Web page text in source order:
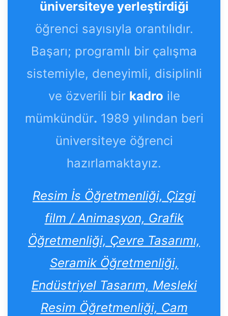
üniversiteye yerleştirdiği
öğrenci sayısıyla orantılıdır.
Başarı; programlı bir çalışma
sistemiyle, deneyimli, disiplinli
ve özverili bir kadro ile
mümkündür. 1989 yılından beri
üniversiteye öğrenci
hazırlamaktayız.
Resim İs Öğretmenliği, Çizgi
film / Animasyon, Grafik
Öğretmenliği, Çevre Tasarımı,
Seramik Öğretmenliği,
Endüstriyel Tasarım, Mesleki
Resim Öğretmenliği, Cam